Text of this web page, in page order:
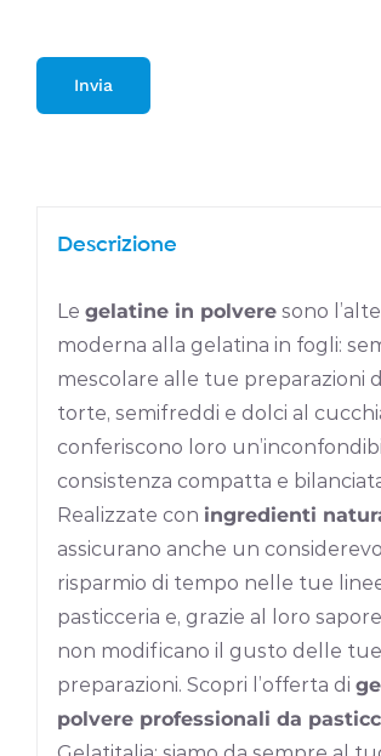
Descrizione
Le gelatine in polveresono
moderna alla gelatina in fogli:
mescolare alle tue preparazioni
torte, semifreddi e dolci al
conferiscono loro
consistenza compatta e
Realizzate con ingredienti
assicurano anche un
risparmio di tempo nelle tue
pasticceria e, grazie al loro
non modificano il gusto delle tue
preparazioni. Scopri l’offerta di
polvere professionali da